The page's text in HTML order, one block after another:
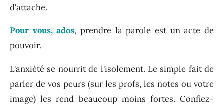
d'attache.
Pour vous, ados, prendre la parole est un acte de
pouvoir.
L'anxiété se nourrit de l'isolement. Le simple fait de
parler de vos peurs (sur les profs, les notes ou votre
image) les rend beaucoup moins fortes. Confiez-